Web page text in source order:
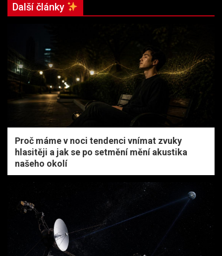
Další články
Proč máme v noci tendenci vnímat zvuky
hlasitěji a jak se po setmění mění akustika
našeho okolí